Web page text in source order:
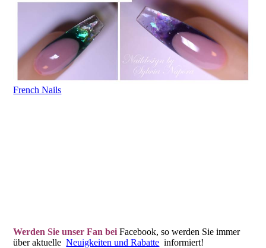
French Nails
Werden Sie unser Fan beiFacebook, so werden Sie immer
über aktuelleNeuigkeiten und Rabatte informiert!